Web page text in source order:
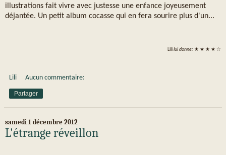
illustrations fait vivre avec justesse une enfance joyeusement
déjantée. Un petit album cocasse qui en fera sourire plus d'un...
Lililui donne: ★ ★ ★ ★ ☆
Lili Aucun commentaire:
Partager
samedi 1 décembre 2012
L'étrange réveillon